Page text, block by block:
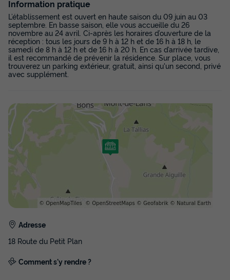
Information pratique
L’établissement est ouvert en haute saison du 09 juin au 03
septembre. En basse saison, elle vous accueille du 26
novembre au 24 avril. Ci-après les horaires d’ouverture de la
réception : tous les jours de 9 h à 12 h et de 16 h à 18 h, le
samedi de 8 h à 12 h et de 16 h à 20 h. En cas d’arrivée tardive,
il est recommandé de prévenir la résidence. Sur place, vous
trouverez un parking extérieur, gratuit, ainsi qu'un second, privé
avec supplément.
Adresse
18 Route du Petit Plan
Comment s'y rendre ?